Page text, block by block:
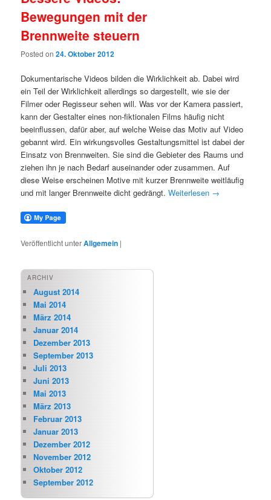
Bewegungen mit der
Brennweite steuern
Posted on24. Oktober 2012
Dokumentarische Videos bilden die Wirklichkeit ab. Dabei wird
ein Teil der Wirklichkeit allerdings so dargestellt, wie sie der
Filmer oder Regisseur sehen will. Was vor der Kamera passiert,
kann der Gestalter eines non-fiktionalen Films häufig nicht
beeinflussen, dafür aber, auf welche Weise das Motiv auf Video
gebannt wird. Ein wirkungsvolles Gestaltungsmittel ist dabei der
Einsatz von Brennweiten. Sie sind die Gebieter des Raums und
ziehen ihn je nach Bedarf auseinander oder zusammen. Auf
diese Weise erscheinen Motive mit kurzer Brennweite weitläufig
und mit langer Brennweite dicht gedrängt.Weiterlesen →
Veröffentlicht unterAllgemein |
ARCHIV
August 2014
Mai 2014
März 2014
Januar 2014
Dezember 2013
September 2013
Juli 2013
Juni 2013
Mai 2013
März 2013
Februar 2013
Januar 2013
Dezember 2012
November 2012
Oktober 2012
September 2012